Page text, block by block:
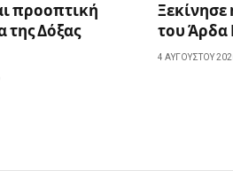
προοπτική
της Δόξας
Ξεκίνησε
του Άρδα
4 ΑΥΓΟΎΣΤΟΥ